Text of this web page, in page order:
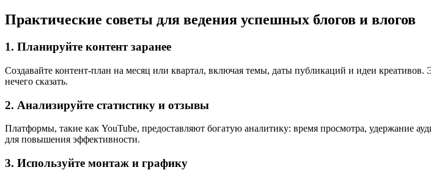
Практические советы для ведения успешных блогов и влогов
1. Планируйте контент заранее
Создавайте контент-план на месяц или квартал, включая темы, даты публикаций и идеи креативов.
нечего сказать.
2. Анализируйте статистику и отзывы
Платформы, такие как YouTube, предоставляют богатую аналитику: время просмотра, удержание
для повышения эффективности.
3. Используйте монтаж и графику